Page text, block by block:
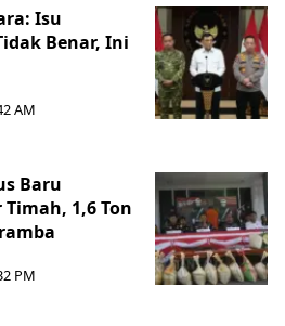
Isu
Benar, Ini
AM
Baru
1,6 Ton
PM